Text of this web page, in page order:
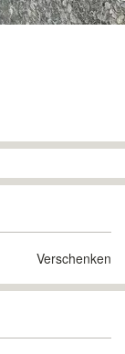
Verschenken